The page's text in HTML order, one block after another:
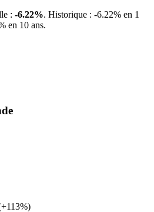
: -6.22%. Historique : -6.22% en 1
en 10 ans.